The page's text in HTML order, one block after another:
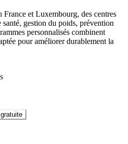
France et Luxembourg, des centres
santé, gestion du poids, prévention
personnalisés combinent
pour améliorer durablement la